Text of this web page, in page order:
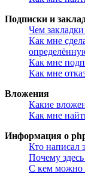
Подписки и
Чем
Как мне
Как мне
Как мне
Вложения
Какие
Как мне
Информация о
Кто написал
Почему
С кем можно